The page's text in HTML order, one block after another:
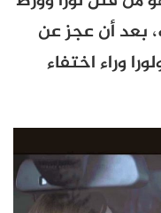
بعد أن عجز عن
وراء اختفاء